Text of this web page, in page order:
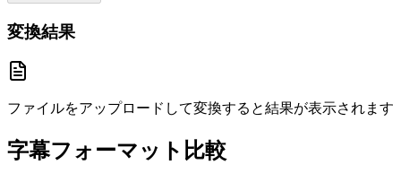
変換結果
ファイルをアップロードして変換すると結果が表示されます
字幕フォーマット比較